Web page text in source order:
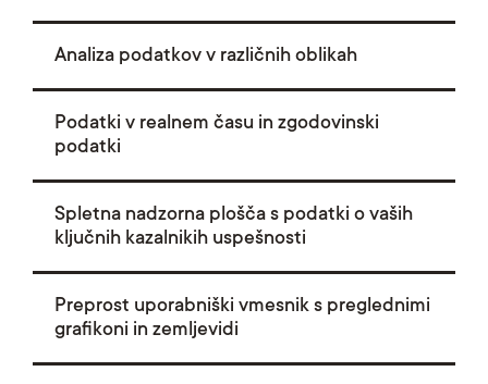
Analiza podatkov v različnih oblikah
Podatki v realnem času in zgodovinski
podatki
Spletna nadzorna plošča s podatki o vaših
ključnih kazalnikih uspešnosti
Preprost uporabniški vmesnik s preglednimi
grafikoni in zemljevidi